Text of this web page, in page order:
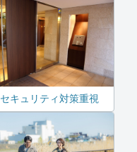
セキュリティ対策重視